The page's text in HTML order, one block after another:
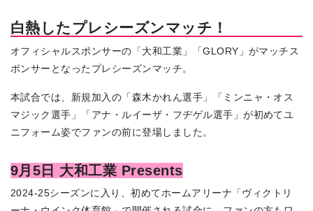
白熱したプレシーズンマッチ！
オフィシャルスポンサーの「大和工業」「GLORY」がマッチス
ポンサーとなったプレシーズンマッチ。
本試合では、新規加入の「森木かれん選手」「ミンニャ・オス
マジック選手」「アナ・ルイーザ・フヂゲル選手」が初めてユ
ニフォーム姿でファンの前に登場しました。
9月5日 大和工業 Presents
2024-25シーズンに入り、初めてホームアリーナ「ヴィクトリ